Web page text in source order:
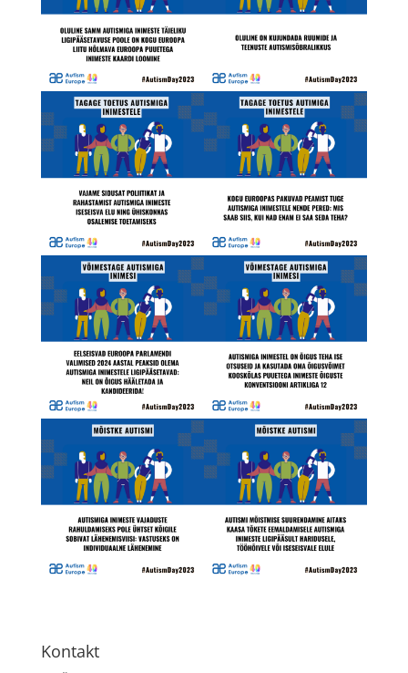
Kontakt